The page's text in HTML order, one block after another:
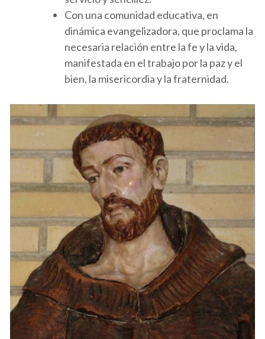
Con una comunidad educativa, en
dinámica evangelizadora, que proclama la
necesaria relación entre la fe y la vida,
manifestada en el trabajo por la paz y el
bien, la misericordia y la fraternidad.